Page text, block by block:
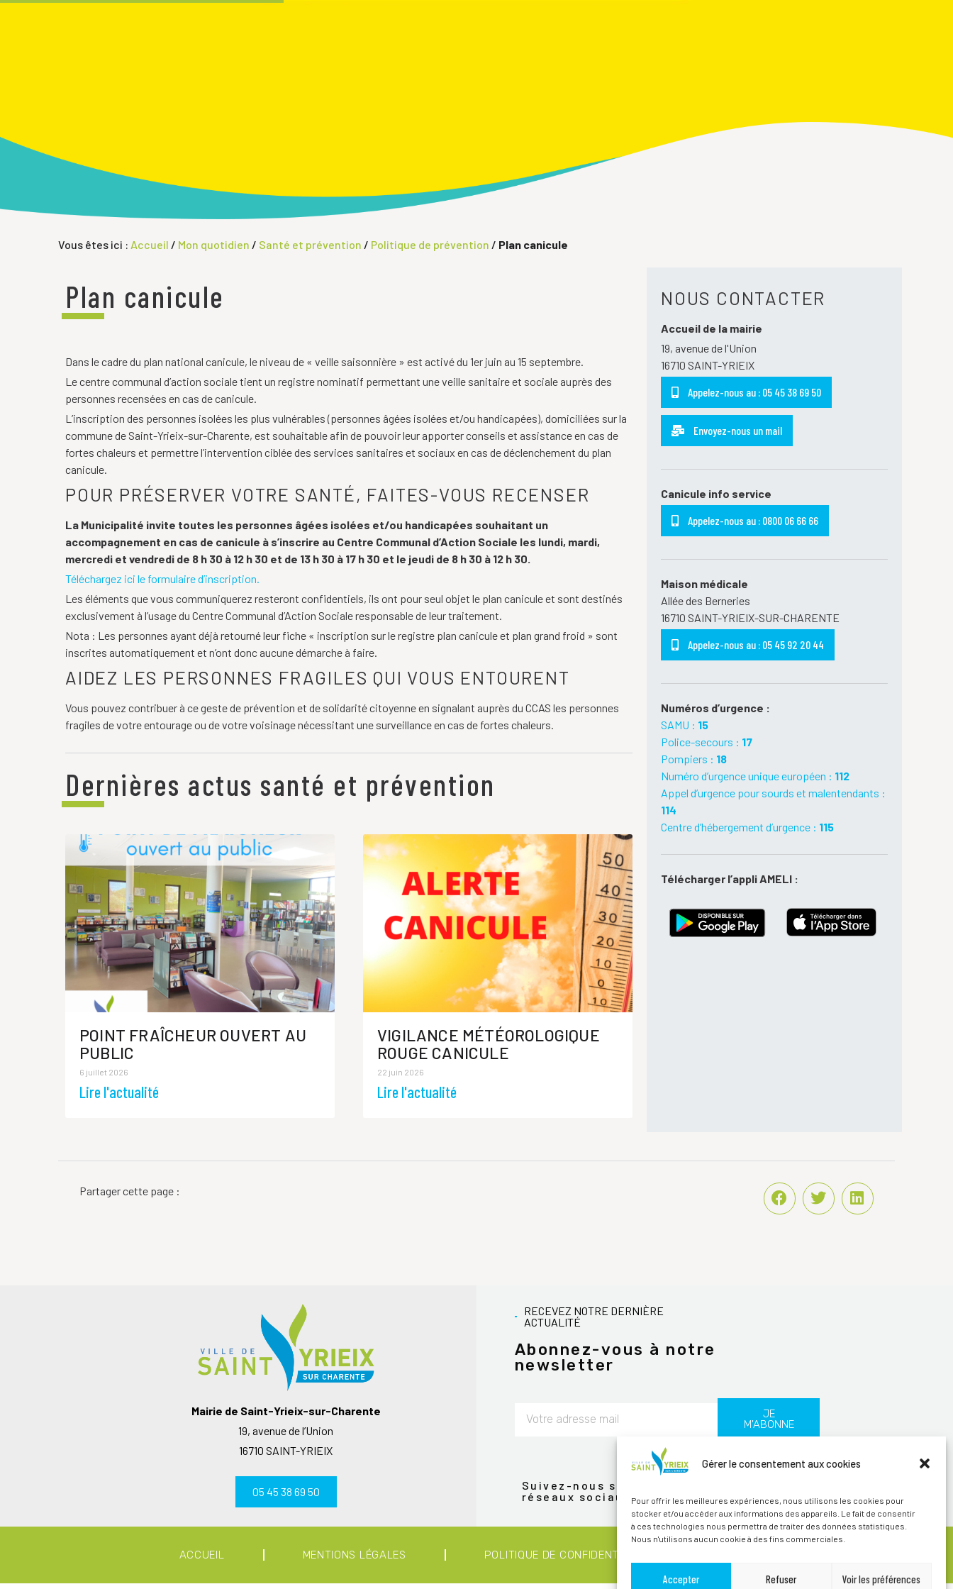
Gérer le consentement aux cookies
Pour offrir les meilleures expériences, nous utilisons les cookies pour
stocker et/ou accéder aux informations des appareils. Le fait de consentir
à ces technologies nous permettra de traiter des données statistiques.
Nous n'utilisons aucun cookie à des fins commerciales.
Accepter Refuser Voir les préférences
Vous êtes ici : Accueil / Mon quotidien / Santé et prévention / Politique de prévention / Plan canicule
Plan canicule
Dans le cadre du plan national canicule, le niveau de « veille saisonnière » est activé du 1er juin au 15 septembre.
Le centre communal d’action sociale tient un registre nominatif permettant une veille sanitaire et sociale auprès des
personnes recensées en cas de canicule.
L’inscription des personnes isolées les plus vulnérables (personnes âgées isolées et/ou handicapées), domiciliées sur la
commune de Saint-Yrieix-sur-Charente, est souhaitable afin de pouvoir leur apporter conseils et assistance en cas de
fortes chaleurs et permettre l’intervention ciblée des services sanitaires et sociaux en cas de déclenchement du plan
canicule.
POUR PRÉSERVER VOTRE SANTÉ, FAITES-VOUS RECENSER
La Municipalité invite toutes les personnes âgées isolées et/ou handicapées souhaitant un
accompagnement en cas de canicule à s’inscrire au Centre Communal d’Action Sociale les lundi, mardi,
mercredi et vendredi de 8 h 30 à 12 h 30 et de 13 h 30 à 17 h 30 et le jeudi de 8 h 30 à 12 h 30.
Téléchargez ici le formulaire d’inscription.
Les éléments que vous communiquerez resteront confidentiels, ils ont pour seul objet le plan canicule et sont destinés
exclusivement à l’usage du Centre Communal d’Action Sociale responsable de leur traitement.
Nota : Les personnes ayant déjà retourné leur fiche « inscription sur le registre plan canicule et plan grand froid » sont
inscrites automatiquement et n’ont donc aucune démarche à faire.
AIDEZ LES PERSONNES FRAGILES QUI VOUS ENTOURENT
Vous pouvez contribuer à ce geste de prévention et de solidarité citoyenne en signalant auprès du CCAS les personnes
fragiles de votre entourage ou de votre voisinage nécessitant une surveillance en cas de fortes chaleurs.
Dernières actus santé et prévention
POINT FRAÎCHEUR OUVERT AU
PUBLIC
6 juillet 2026
Lire l'actualité
VIGILANCE MÉTÉOROLOGIQUE
ROUGE CANICULE
22 juin 2026
Lire l'actualité
NOUS CONTACTER
Accueil de la mairie
19, avenue de l'Union
16710 SAINT-YRIEIX
Appelez-nous au : 05 45 38 69 50
Envoyez-nous un mail
Canicule info service
Appelez-nous au : 0800 06 66 66
Maison médicale
Allée des Berneries
16710 SAINT-YRIEIX-SUR-CHARENTE
Appelez-nous au : 05 45 92 20 44
Numéros d’urgence :
SAMU : 15
Police-secours : 17
Pompiers : 18
Numéro d’urgence unique européen : 112
Appel d’urgence pour sourds et malentendants :
114
Centre d’hébergement d’urgence : 115
Télécharger l’appli AMELI :
Partager cette page :
Mairie de Saint-Yrieix-sur-Charente
19, avenue de l’Union
16710 SAINT-YRIEIX
05 45 38 69 50
RECEVEZ NOTRE DERNIÈRE
ACTUALITÉ
Abonnez-vous à notre
newsletter
JE
M'ABONNE
Suivez-nous sur les
réseaux sociaux
ACCUEIL MENTIONS LÉGALES POLITIQUE DE CONFIDENTIALITÉ